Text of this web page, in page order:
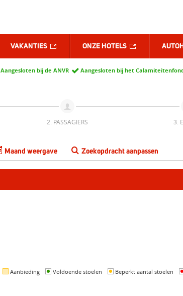
VAKANTIES ONZE HOTELS
Aangesloten bij de ANVR Aangesloten bij het
2. PASSAGIERS 3.
Maand weergave Zoekopdracht aanpassen
Aanbieding Voldoende stoelen Beperkt aantal stoelen